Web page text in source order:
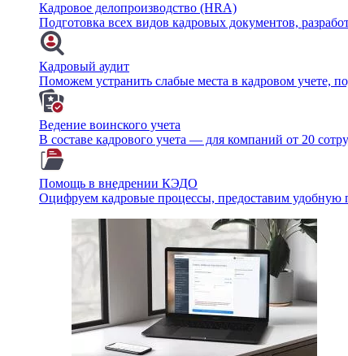
Кадровое делопроизводство (HRA)
Подготовка всех видов кадровых документов,
Кадровый аудит
Поможем устранить слабые места в кадровом учете,
Ведение воинского учета
В составе кадрового учета — для компаний от 20
Помощь в внедрении КЭДО
Оцифруем кадровые процессы, предоставим удобную